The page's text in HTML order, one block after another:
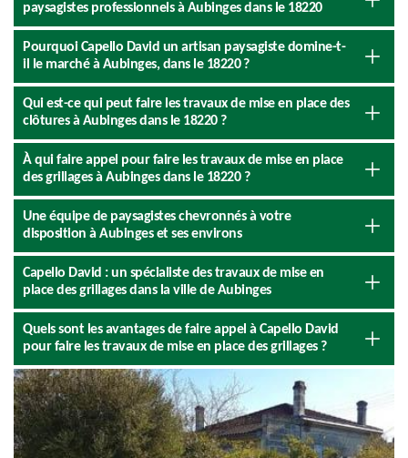
paysagistes professionnels à Aubinges dans le 18220
Pourquoi Capello David un artisan paysagiste domine-t-
il le marché à Aubinges, dans le 18220 ?
Qui est-ce qui peut faire les travaux de mise en place des
clôtures à Aubinges dans le 18220 ?
À qui faire appel pour faire les travaux de mise en place
des grillages à Aubinges dans le 18220 ?
Une équipe de paysagistes chevronnés à votre
disposition à Aubinges et ses environs
Capello David : un spécialiste des travaux de mise en
place des grillages dans la ville de Aubinges
Quels sont les avantages de faire appel à Capello David
pour faire les travaux de mise en place des grillages ?